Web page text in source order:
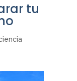
tu